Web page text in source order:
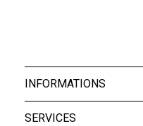
INFORMATIONS
SERVICES